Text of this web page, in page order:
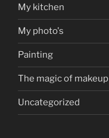
My kitchen
My photo's
Painting
The magic of makeup
Uncategorized